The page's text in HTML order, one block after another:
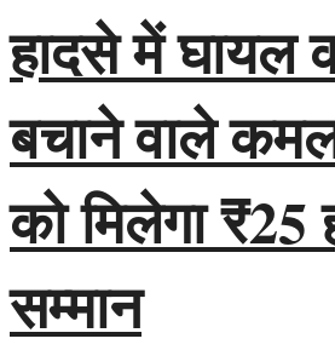
हादसे में घायल
बचाने वाले
को मिलेगा ₹25
सम्मान